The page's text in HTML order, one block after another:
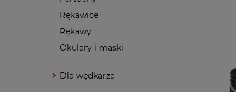
Rękawice
Rękawy
Okulary i maski
Dla wędkarza